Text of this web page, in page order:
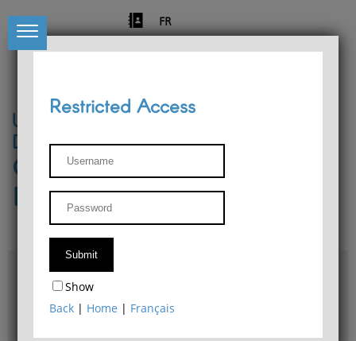
FR
University of Liège
Départment of Philosophy
Center for Phenomenological
Research
Access & maps
Philosophy Department Library
Restricted Access
Show
Back | Home | Français